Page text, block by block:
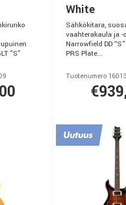
"S"
White
Sähkökitara,
vaahterakaula ja -
Narrowfield DD
PRS Plate...
Tuotenumero